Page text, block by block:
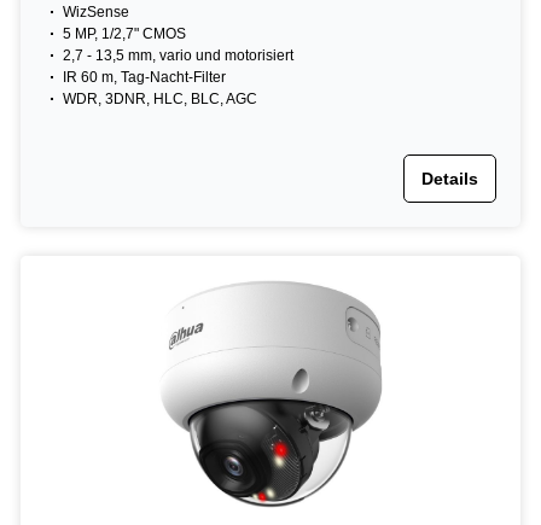
WizSense
5 MP, 1/2,7" CMOS
2,7 - 13,5 mm, vario und motorisiert
IR 60 m, Tag-Nacht-Filter
WDR, 3DNR, HLC, BLC, AGC
Details